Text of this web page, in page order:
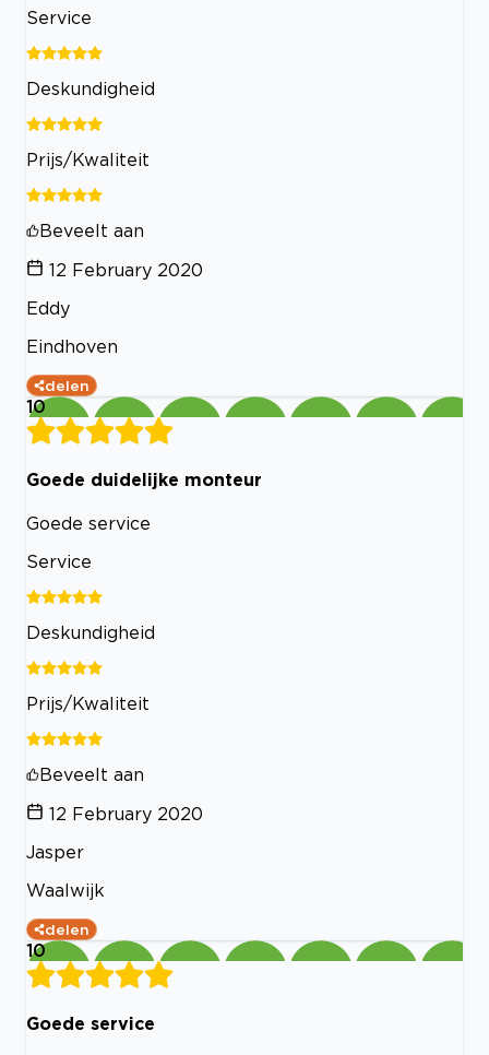
Service
Deskundigheid
Prijs/Kwaliteit
Beveelt aan
12 February 2020
Eddy
Eindhoven
delen
10
Goede duidelijke monteur
Goede service
Service
Deskundigheid
Prijs/Kwaliteit
Beveelt aan
12 February 2020
Jasper
Waalwijk
delen
10
Goede service